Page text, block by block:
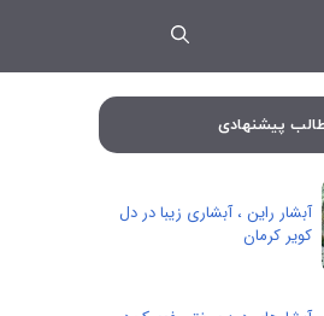
پیشنهادی
آبشار راين ، آبشاری زیبا در دل
کویر کرمان